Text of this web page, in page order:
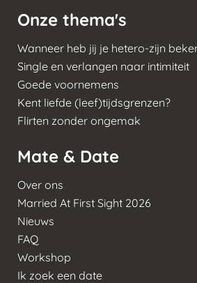
Onze thema's
Wanneer heb jij je hetero-zijn
Single en verlangen naar intimiteit
Goede voornemens
Kent liefde (leef)tijdsgrenzen?
Flirten zonder ongemak
Mate & Date
Over ons
Married At First Sight 2026
Nieuws
FAQ
Workshop
Ik zoek een date